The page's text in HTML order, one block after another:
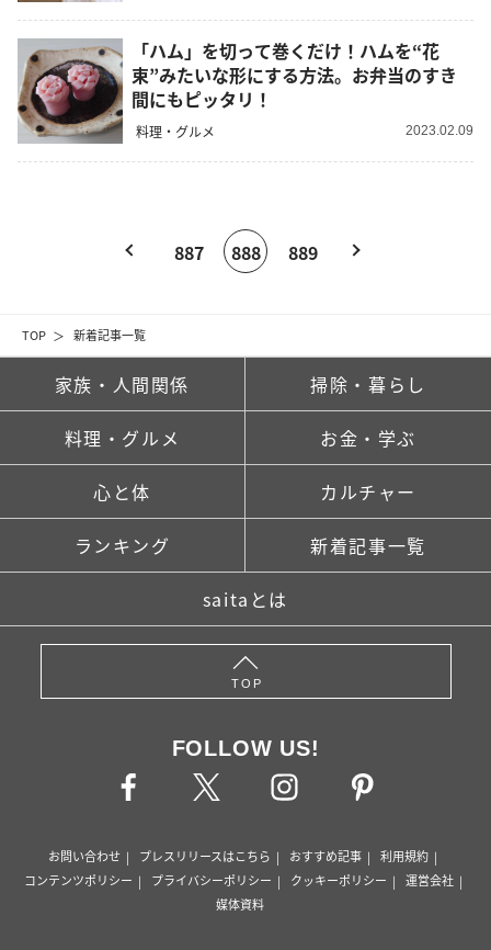
TOP 新着記事一覧
「ハム」を切って巻くだけ！ハムを“花
束”みたいな形にする方法。お弁当のすき
間にもピッタリ！
料理・グルメ 2023.02.09
887 888 889
家族・人間関係 掃除・暮らし
料理・グルメ お金・学ぶ
心と体 カルチャー
ランキング 新着記事一覧
saitaとは
TOP
FOLLOW US!
お問い合わせ プレスリリースはこちら おすすめ記事
利用規約
コンテンツポリシー
プライバシーポリシー クッキーポリシー
運営会社
媒体資料